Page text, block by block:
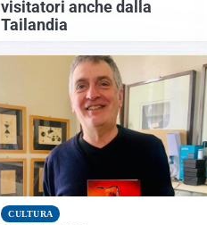
visitatori anche dalla
Tailandia
CULTURA